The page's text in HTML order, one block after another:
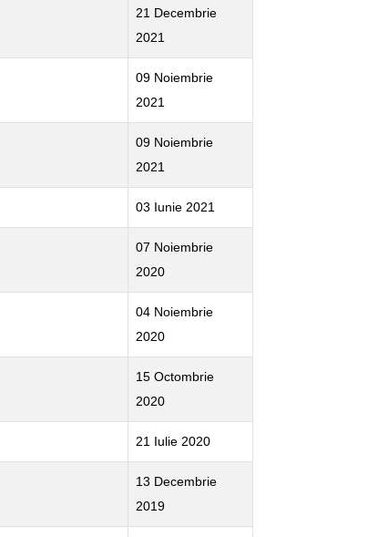
21 Decembrie
2021
09 Noiembrie
2021
09 Noiembrie
2021
03 Iunie 2021
07 Noiembrie
2020
04 Noiembrie
2020
15 Octombrie
2020
21 Iulie 2020
13 Decembrie
2019